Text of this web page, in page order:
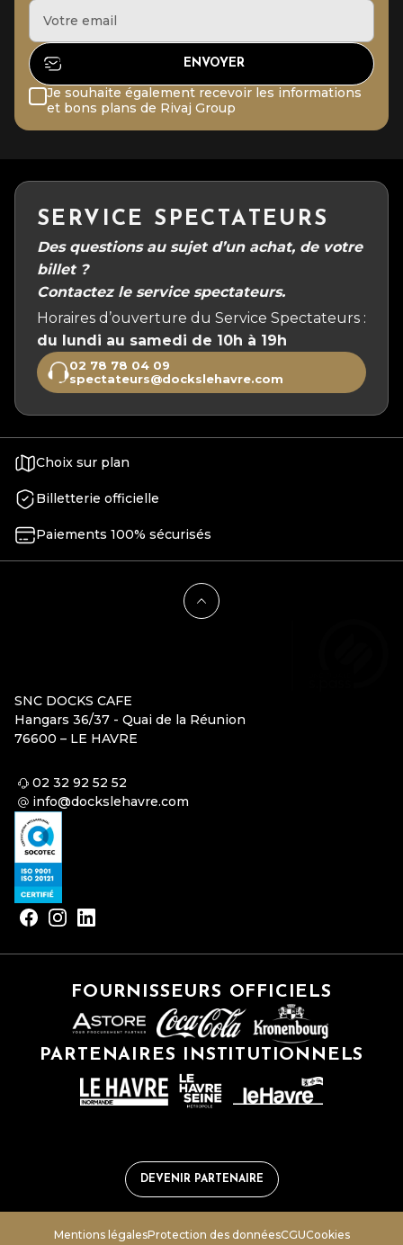
Je souhaite également recevoir les informations
et bons plans de Rivaj Group
SERVICE SPECTATEURS
Des questions au sujet d’un achat, de votre
billet ?
Contactez le service spectateurs.
Horaires d’ouverture du Service Spectateurs :
du lundi au samedi de 10h à 19h
02 78 78 04 09
spectateurs@dockslehavre.com
Choix sur plan
Billetterie officielle
Paiements 100% sécurisés
SNC DOCKS CAFE
Hangars 36/37 - Quai de la Réunion
76600 – LE HAVRE
02 32 92 52 52
info@dockslehavre.com
FOURNISSEURS OFFICIELS
PARTENAIRES INSTITUTIONNELS
DEVENIR PARTENAIRE
Mentions légalesProtection des donnéesCGUCookies